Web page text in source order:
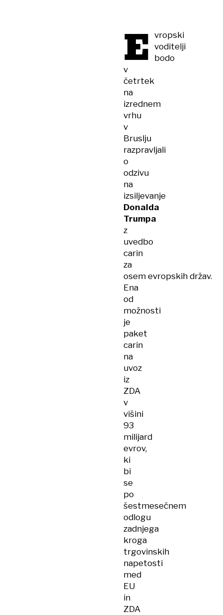
E vropski
voditelji
bodo
v
četrtek
na
izrednem
vrhu
v
Bruslju
razpravljali
o
odzivu
na
izsiljevanje
Donalda
Trumpa
z
uvedbo
carin
za
osem evropskih držav.
Ena
od
možnosti
je
paket
carin
na
uvoz
iz
ZDA
v
višini
93
milijard
evrov,
ki
bi
se
po
šestmesečnem
odlogu
zadnjega
kroga
trgovinskih
napetosti
med
EU
in
ZDA